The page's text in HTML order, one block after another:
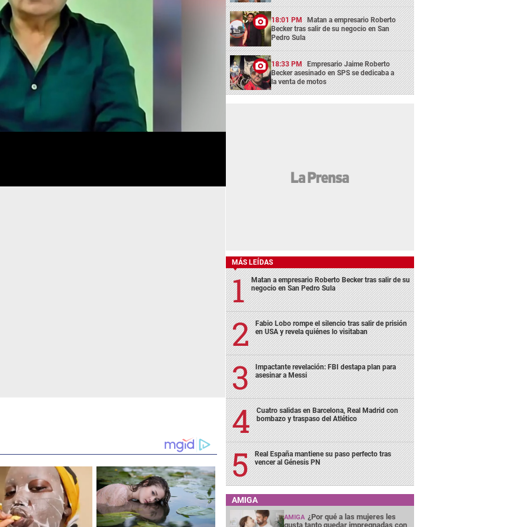
18:01 PM Matan a empresario Roberto
Becker tras salir de su negocio en San
Pedro Sula
18:33 PM Empresario Jaime Roberto
Becker asesinado en SPS se dedicaba a
la venta de motos
MÁS LEÍDAS
Matan a empresario Roberto Becker tras salir de su
negocio en San Pedro Sula
Fabio Lobo rompe el silencio tras salir de prisión
en USA y revela quiénes lo visitaban
Impactante revelación: FBI destapa plan para
asesinar a Messi
Cuatro salidas en Barcelona, Real Madrid con
bombazo y traspaso del Atlético
Real España mantiene su paso perfecto tras
vencer al Génesis PN
AMIGA
AMIGA ¿Por qué a las mujeres les
gusta tanto quedar impregnadas con